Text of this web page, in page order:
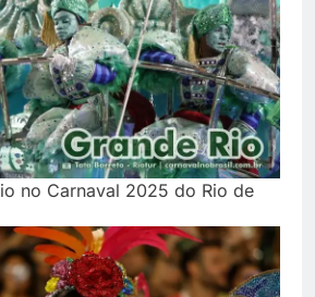
no Carnaval 2025 do Rio de